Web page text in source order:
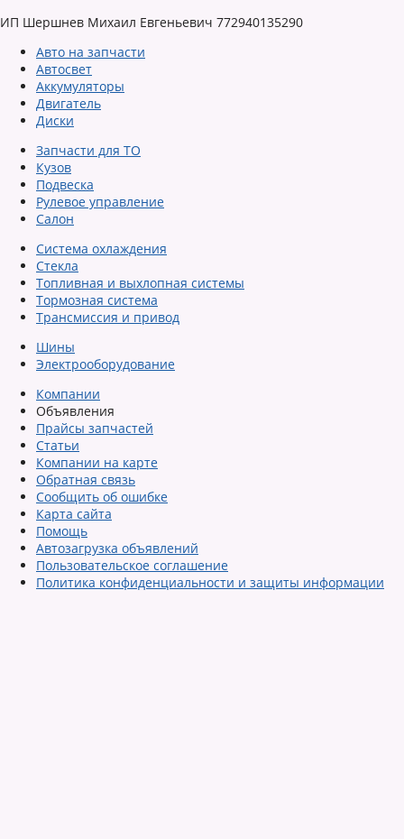
ИП Шершнев Михаил Евгеньевич 772940135290
Авто на запчасти
Автосвет
Аккумуляторы
Двигатель
Диски
Запчасти для ТО
Кузов
Подвеска
Рулевое управление
Салон
Система охлаждения
Стекла
Топливная и выхлопная системы
Тормозная система
Трансмиссия и привод
Шины
Электрооборудование
Компании
Объявления
Прайсы запчастей
Статьи
Компании на карте
Обратная связь
Сообщить об ошибке
Карта сайта
Помощь
Автозагрузка объявлений
Пользовательское соглашение
Политика конфиденциальности и защиты информации